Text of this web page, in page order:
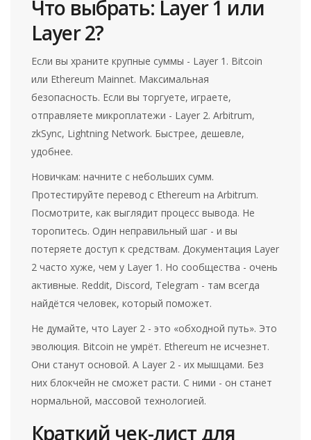
Что выбрать: Layer 1 или
Layer 2?
Если вы храните крупные суммы - Layer 1. Bitcoin
или Ethereum Mainnet. Максимальная
безопасность. Если вы торгуете, играете,
отправляете микроплатежи - Layer 2. Arbitrum,
zkSync, Lightning Network. Быстрее, дешевле,
удобнее.
Новичкам: начните с небольших сумм.
Протестируйте перевод с Ethereum на Arbitrum.
Посмотрите, как выглядит процесс вывода. Не
торопитесь. Один неправильный шаг - и вы
потеряете доступ к средствам. Документация Layer
2 часто хуже, чем у Layer 1. Но сообщества - очень
активные. Reddit, Discord, Telegram - там всегда
найдётся человек, который поможет.
Не думайте, что Layer 2 - это «обходной путь». Это
эволюция. Bitcoin не умрёт. Ethereum не исчезнет.
Они станут основой. А Layer 2 - их мышцами. Без
них блокчейн не сможет расти. С ними - он станет
нормальной, массовой технологией.
Краткий чек-лист для